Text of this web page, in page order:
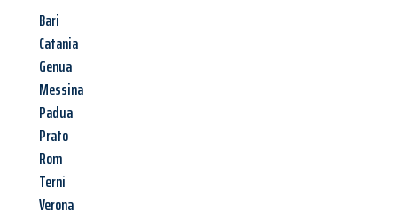
Bari
Catania
Genua
Messina
Padua
Prato
Rom
Terni
Verona